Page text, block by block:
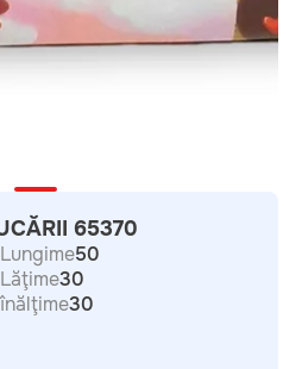
65370
Lungime50
Lăţime30
înălţime30